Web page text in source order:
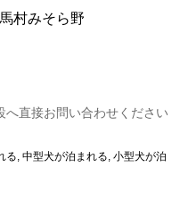
村みそら野
直接お問い合わせください
る, 中型犬が泊まれる, 小型犬が泊